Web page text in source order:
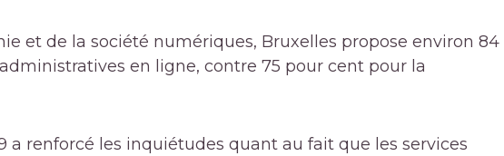
et de la société numériques, Bruxelles propose environ 84
en ligne, contre 75 pour cent pour la
a renforcé les inquiétudes quant au fait que les services